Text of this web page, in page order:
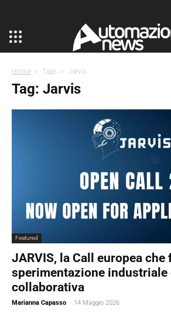
Home Tags Jarvis
Tag: Jarvis
Featured
JARVIS, la Call europea che
sperimentazione
collaborativa
Marianna Capasso - 14 Maggio 2026